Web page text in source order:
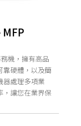
機，擁有高品
靠硬體，以及簡
器處理多項業
，讓您在業界保